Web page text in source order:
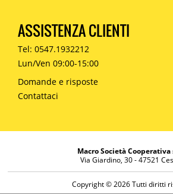
ASSISTENZA CLIENTI
Tel: 0547.1932212
Lun/Ven 09:00-15:00
Domande e risposte
Contattaci
Macro Società Cooperativa
Via Giardino, 30 - 47521
Copyright © 2026 Tutti diritti